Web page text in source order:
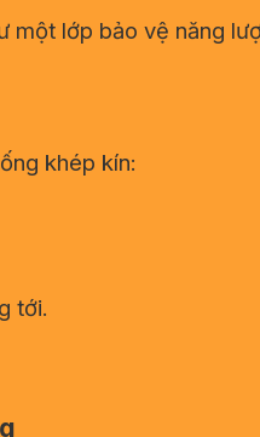
lớp bảo vệ năng
khép kín:
tới.